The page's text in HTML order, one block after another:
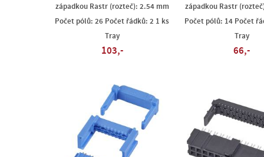
západkou Rastr (rozteč): 2.54 mm
Počet pólů: 26 Počet řádků: 2 1 ks
Tray
103,-
západkou Rastr
Počet pólů: 14 Počet
Tray
66,-